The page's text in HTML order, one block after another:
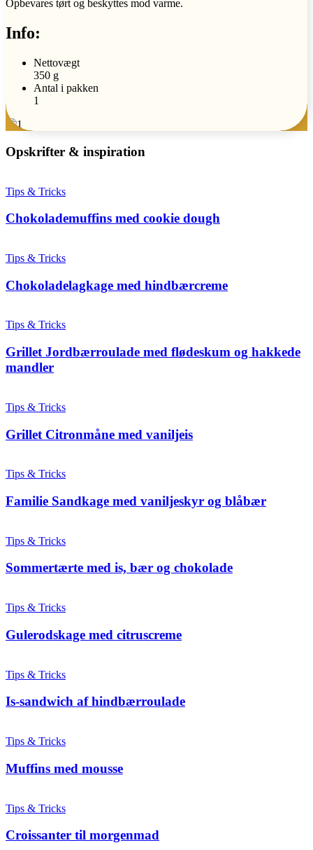
Opbevares tørt og beskyttes mod varme.
Info:
Nettovægt
350 g
Antal i pakken
1
Opskrifter & inspiration
Tips & Tricks
Chokolademuffins med cookie dough
Tips & Tricks
Chokoladelagkage med hindbærcreme
Tips & Tricks
Grillet Jordbærroulade med flødeskum og hakkede
mandler
Tips & Tricks
Grillet Citronmåne med vaniljeis
Tips & Tricks
Familie Sandkage med vaniljeskyr og blåbær
Tips & Tricks
Sommertærte med is, bær og chokolade
Tips & Tricks
Gulerodskage med citruscreme
Tips & Tricks
Is-sandwich af hindbærroulade
Tips & Tricks
Muffins med mousse
Tips & Tricks
Croissanter til morgenmad